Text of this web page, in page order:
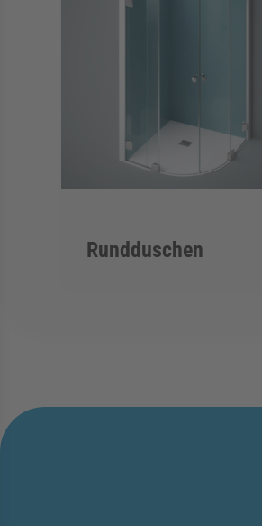
Rundduschen